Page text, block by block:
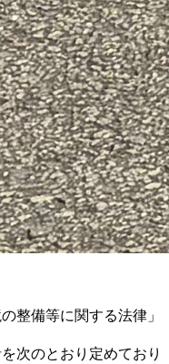
整備等に関する法律」
次のとおり定めており